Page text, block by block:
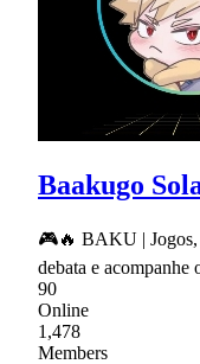
Baakugo
🎮🔥 BAKU | Jogos,
debata e
90
Online
1,478
Members